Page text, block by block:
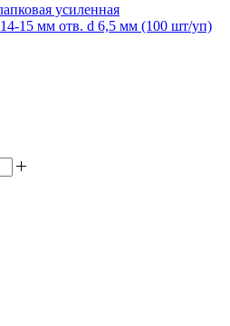
усиленная
15 мм отв. d 6,5 мм (100 шт/уп)